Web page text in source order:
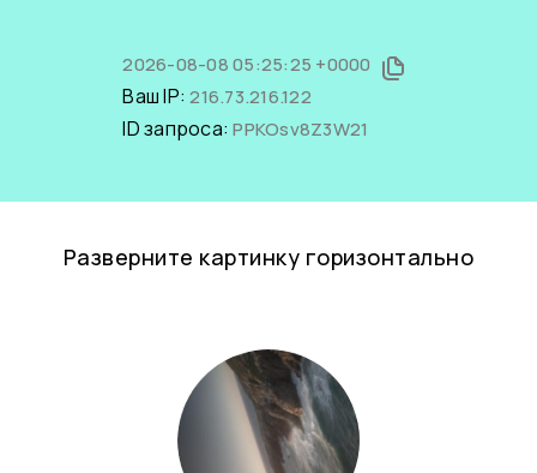
2026-08-08 05:25:25 +0000
Ваш IP:216.73.216.122
ID запроса:PPKOsv8Z3W21
Разверните картинку горизонтально